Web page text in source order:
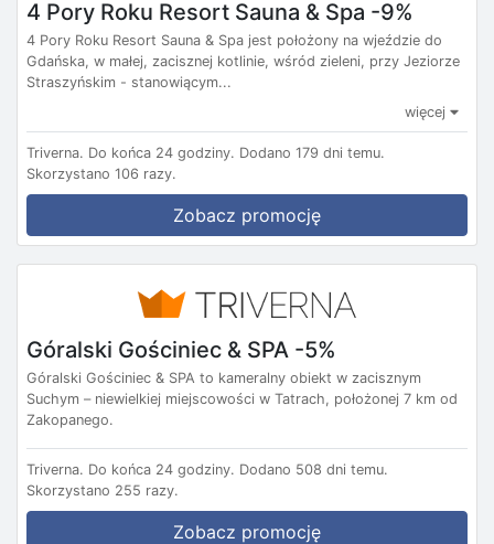
4 Pory Roku Resort Sauna & Spa -9%
4 Pory Roku Resort Sauna & Spa jest położony na wjeździe do
Gdańska, w małej, zacisznej kotlinie, wśród zieleni, przy Jeziorze
Straszyńskim - stanowiącym...
więcej
Triverna. Do końca 24 godziny. Dodano 179 dni temu.
Skorzystano 106 razy.
Zobacz promocję
Góralski Gościniec & SPA -5%
Góralski Gościniec & SPA to kameralny obiekt w zacisznym
Suchym – niewielkiej miejscowości w Tatrach, położonej 7 km od
Zakopanego.
Triverna. Do końca 24 godziny. Dodano 508 dni temu.
Skorzystano 255 razy.
Zobacz promocję